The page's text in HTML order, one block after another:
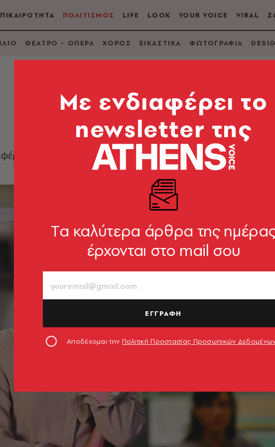
ΠΟΛΙΤΙΣΜΟΣ LIFE LOOK YOUR VOICE VIRAL
ΘΕΑΤΡΟ - ΟΠΕΡΑ ΧΟΡΟΣ ΕΙΚΑΣΤΙΚΑ ΦΩΤΟΓΡΑΦΙΑ
Mε ενδιαφέρει το
newsletter της
Tα καλύτερα άρθρα της
έρχονται στο mail σου
ΕΓΓΡΑΦΗ
Αποδέχομαι την Πολιτική Προστασίας Προσωπικών